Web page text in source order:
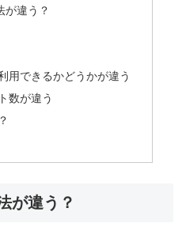
が違う？
用できるかどうかが違う
数が違う
が違う？